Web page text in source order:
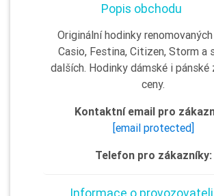
Popis obchodu
Originální hodinky
Casio, Festina, Citizen, Storm a
dalších. Hodinky dámské i pánské
ceny.
Kontaktní email pro
[email protected]
Telefon pro zákazníky: